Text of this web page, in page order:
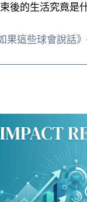
後的生活究竟是
果這些球會說話